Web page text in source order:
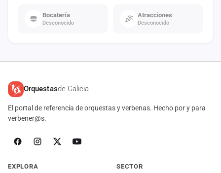
Bocatería
Desconocido
Atracciones
Desconocido
Orquestasde Galicia
El portal de referencia de orquestas y verbenas. Hecho por y para
verbener@s.
EXPLORA SECTOR